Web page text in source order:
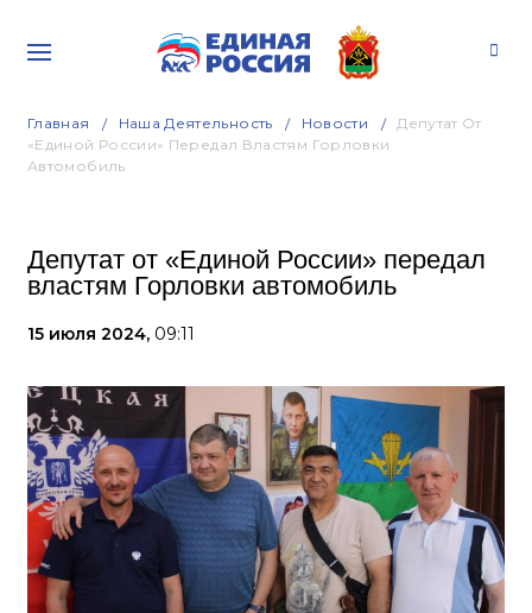
Главная Наша Деятельность Новости
Депутат От
«Единой России» Передал Властям Горловки
Автомобиль
Депутат от «Единой России» передал
властям Горловки автомобиль
15 июля 2024, 09:11